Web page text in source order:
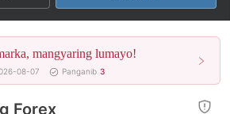
mangyaring lumayo!
08-07 Panganib 3
Forex